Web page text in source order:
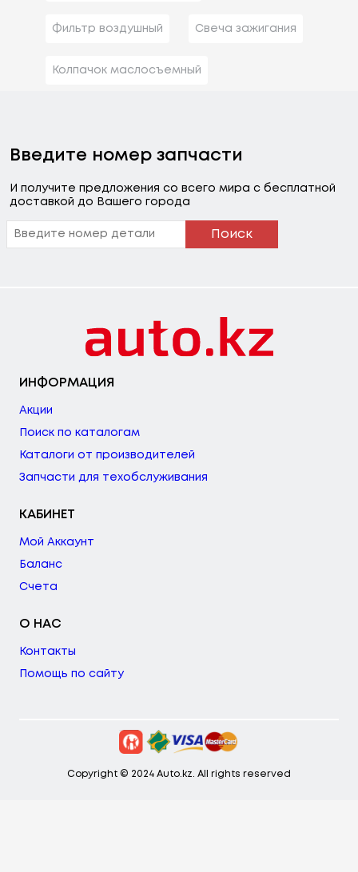
Фильтр воздушный Свеча зажигания
Колпачок маслосъемный
Введите номер запчасти
И получите предложения со всего мира с бесплатной
доставкой до Вашего города
Поиск
ИНФОРМАЦИЯ
Акции
Поиск по каталогам
Каталоги от производителей
Запчасти для техобслуживания
КАБИНЕТ
Мой Аккаунт
Баланс
Счета
О НАС
Контакты
Помощь по сайту
Copyright © 2024 Auto.kz. All rights reserved